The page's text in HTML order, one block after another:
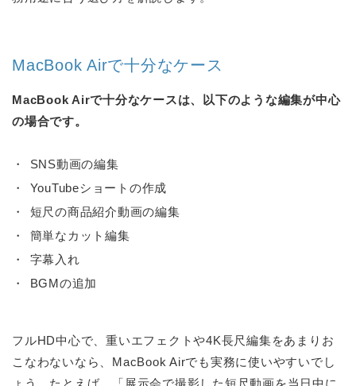
MacBook Airで十分なケース
MacBook Airで十分なケースは、以下のような編集が中心
の場合です。
SNS動画の編集
YouTubeショートの作成
短尺の商品紹介動画の編集
簡単なカット編集
字幕入れ
BGMの追加
フルHD中心で、重いエフェクトや4K長尺編集をあまりお
こなわないなら、MacBook Airでも実務に使いやすいでし